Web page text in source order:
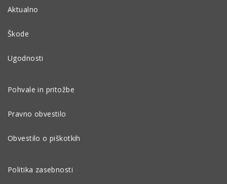
Aktualno
Škode
Ugodnosti
Pohvale in pritožbe
Pravno obvestilo
Obvestilo o piškotkih
Politika zasebnosti